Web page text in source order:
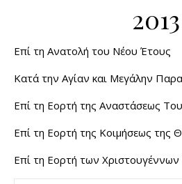
2013
Επί τη Ανατολή του Νέου Έτους
Κατά την Αγίαν και Μεγάλην
Επί τη Εορτή της Αναστάσεως
Επί τη Εορτή της Κοιμήσεως της
Επί τη Εορτή των Χριστουγέννων